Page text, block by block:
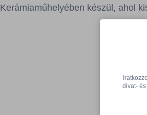
Kerámiaműhelyében készül, ahol
divat-